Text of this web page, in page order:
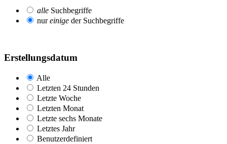
alle Suchbegriffe
nureinige der Suchbegriffe
Erstellungsdatum
Alle
Letzten 24 Stunden
Letzte Woche
Letzten Monat
Letzte sechs Monate
Letztes Jahr
Benutzerdefiniert